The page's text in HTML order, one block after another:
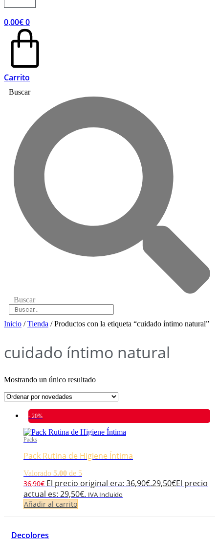
0,00€0
Carrito
Buscar
Buscar
Inicio /Tienda / Productos con la etiqueta “cuidado íntimo natural”
cuidado íntimo natural
Mostrando un único resultado
- 20%
Packs
Pack Rutina de Higiene Íntima
Valorado 5.00 de 5
36,90€ El precio original era: 36,90€.29,50€El precio
actual es: 29,50€. IVA Incluido
Añadir al carrito
Decolores